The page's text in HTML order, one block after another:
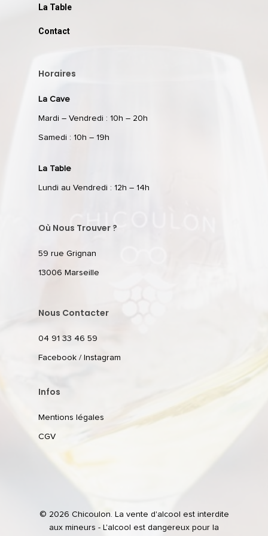
La Table
Contact
Horaires
La Cave
Mardi – Vendredi : 10h – 20h
Samedi : 10h – 19h
La Table
Lundi au Vendredi : 12h – 14h
Où Nous Trouver ?
59 rue Grignan
13006 Marseille
Nous Contacter
04 91 33 46 59
Facebook / Instagram
Infos
Mentions légales
CGV
© 2026 Chicoulon. La vente d'alcool est interdite
aux mineurs - L'alcool est dangereux pour la